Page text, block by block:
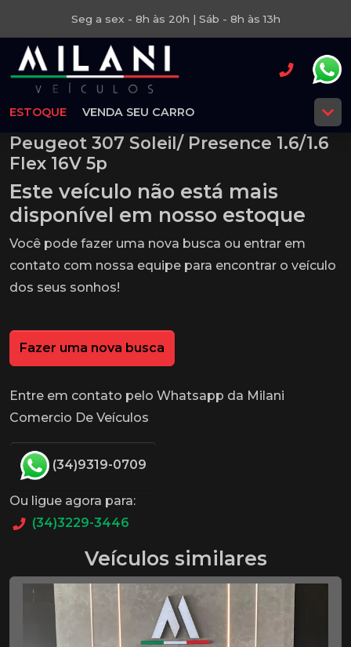
Seg a sex - 8h às 20h | Sáb - 8h às 13h
ESTOQUE VENDA SEU CARRO
Peugeot 307 Soleil/ Presence 1.6/1.6
Flex 16V 5p
Este veículo não está mais
disponível em nosso estoque
Você pode fazer uma nova busca ou entrar em
contato com nossa equipe para encontrar o veículo
dos seus sonhos!
Fazer uma nova busca
Entre em contato pelo Whatsapp da Milani
Comercio De Veículos
(34)9319-0709
Ou ligue agora para:
(34)3229-3446
Veículos similares